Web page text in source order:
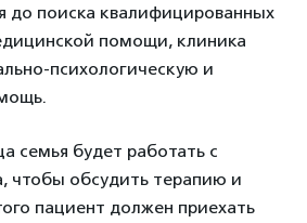
до поиска квалифицированных
помощи, клиника
психологическую и
семья будет работать с
чтобы обсудить терапию и
пациент должен приехать